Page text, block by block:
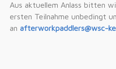
Aus aktuellem Anlass bitten
ersten Teilnahme unbedingt
an afterworkpaddlers@wsc-